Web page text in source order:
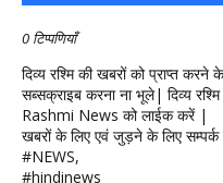
0 टिप्पणियाँ
दिव्य रश्मि की खबरों को प्राप्त
सब्सक्राइब करना ना भूले| दिव्य
Rashmi News को लाईक करें |
खबरों के लिए एवं जुड़ने के लिए
#NEWS,
#hindinews